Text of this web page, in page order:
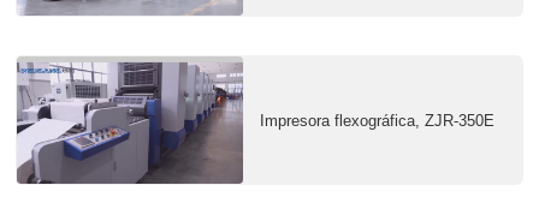
Impresora flexográfica, ZJR-350E